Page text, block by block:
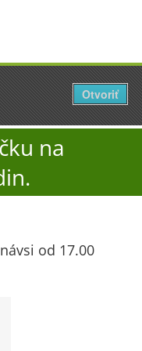
na
od 17.00
Otevřít
Otvoriť